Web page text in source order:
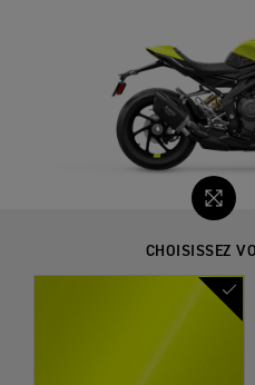
CHOISISSEZ